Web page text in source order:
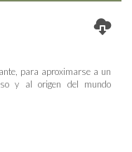
para aproximarse a un
y al origen del mundo